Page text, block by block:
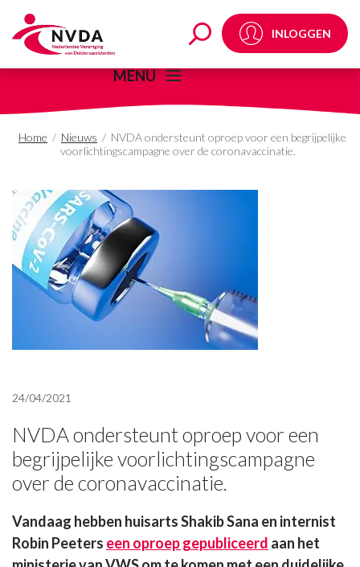
NVDA ondersteuntINLOGGEN
MENU
Home / Nieuws / NVDA ondersteunt oproep voor een begrijpelijke
voorlichtingscampagne over de coronavaccinatie.
24/04/2021
NVDA ondersteunt oproep voor een
begrijpelijke voorlichtingscampagne
over de coronavaccinatie.
Vandaag hebben huisarts Shakib Sana en internist
Robin Peeters een oproep gepubliceerd aan het